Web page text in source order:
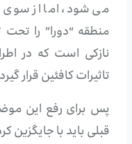
می شود، اما از سوی
منطقه “دورا” را تحت
نازکی است که در
تاثیرات کافئین قرار
پس برای رفع این
قبلی باید با جایگزین